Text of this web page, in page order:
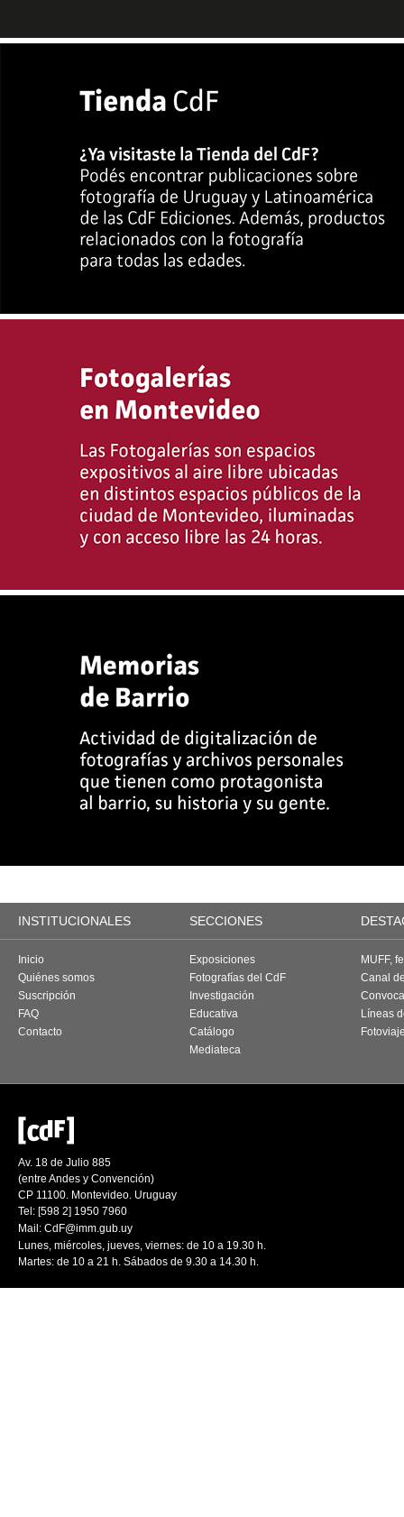
INSTITUCIONALES SECCIONES
Inicio
Quiénes somos
Suscripción
FAQ
Contacto
Exposiciones
Fotografías del CdF
Investigación
Educativa
Catálogo
Mediateca
MUFF,
Canal
Líneas
Av. 18 de Julio 885
(entre Andes y Convención)
CP 11100. Montevideo. Uruguay
Tel: [598 2] 1950 7960
Mail: CdF@imm.gub.uy
Lunes, miércoles, jueves, viernes: de 10 a 19.30 h.
Martes: de 10 a 21 h. Sábados de 9.30 a 14.30 h.